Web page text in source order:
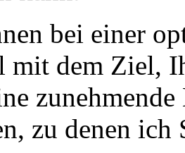
bei einer
mit dem Ziel,
zu denen ich